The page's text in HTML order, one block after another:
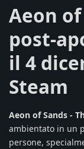
Aeon of
post-
il 4
Steam
Aeon of Sands -
ambientato in un
persone,